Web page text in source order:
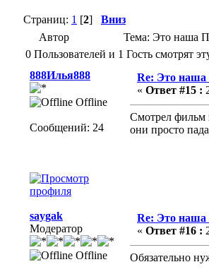
Страниц: 1 [2] Вниз
Автор
Тема: Это наша
0 Пользователей и 1 Гость смотрят
888Илья888
Offline
Сообщений: 24
Re: Это наша
« Ответ #15 :
Смотрел фильм
они просто
saygak
Модератор
Offline
Re: Это наша
« Ответ #16 :
Обязательно